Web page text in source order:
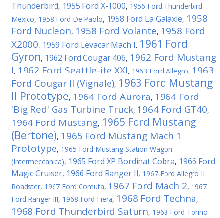
Thunderbird, 1955 Ford X-1000, 1956 Ford Thunderbird
Mexico, 1958 Ford De Paolo, 1958 Ford La Galaxie, 1958
Ford Nucleon, 1958 Ford Volante, 1958 Ford
X2000, 1959 Ford Levacar Mach I, 1961 Ford
Gyron, 1962 Ford Cougar 406, 1962 Ford Mustang
I, 1962 Ford Seattle-ite XXI, 1963 Ford Allegro, 1963
Ford Cougar II (Vignale), 1963 Ford Mustang
II Prototype, 1964 Ford Aurora, 1964 Ford
'Big Red' Gas Turbine Truck, 1964 Ford GT40,
1964 Ford Mustang, 1965 Ford Mustang
(Bertone), 1965 Ford Mustang Mach 1
Prototype, 1965 Ford Mustang Station Wagon
(Intermeccanica), 1965 Ford XP Bordinat Cobra, 1966 Ford
Magic Cruiser, 1966 Ford Ranger II, 1967 Ford Allegro II
Roadster, 1967 Ford Comuta, 1967 Ford Mach 2, 1967
Ford Ranger III, 1968 Ford Fiera, 1968 Ford Techna,
1968 Ford Thunderbird Saturn, 1968 Ford Torino